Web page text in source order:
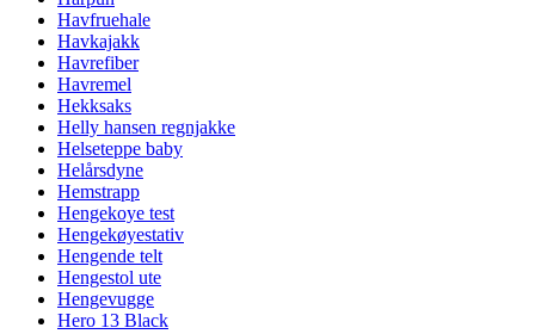
Havfruehale
Havkajakk
Havrefiber
Havremel
Hekksaks
Helly hansen regnjakke
Helseteppe baby
Helårsdyne
Hemstrapp
Hengekoye test
Hengekøyestativ
Hengende telt
Hengestol ute
Hengevugge
Hero 13 Black